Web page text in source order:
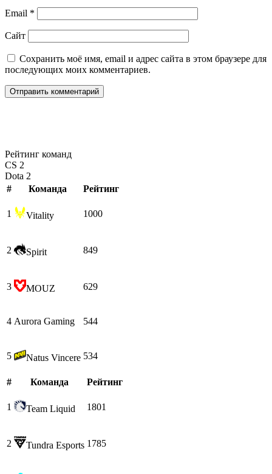
Email *
Сайт
Сохранить моё имя, email и адрес сайта в этом браузере для
последующих моих комментариев.
Рейтинг команд
CS 2
Dota 2
#
Команда Рейтинг
1 Vitality 1000
2 Spirit 849
3 MOUZ 629
4 Aurora Gaming 544
5 Natus Vincere 534
# Команда Рейтинг
1 Team Liquid 1801
2 Tundra Esports 1785